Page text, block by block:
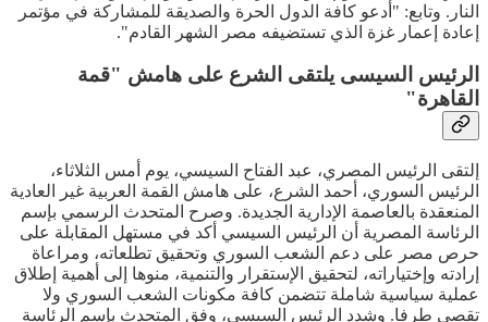
النار. وتابع: "أدعو كافة الدول الحرة والصديقة للمشاركة في مؤتمر
إعادة إعمار غزة الذي تستضيفه مصر الشهر القادم".
الرئيس السيسى يلتقى الشرع على هامش "قمة
القاهرة"
إلتقى الرئيس المصري، عبد الفتاح السيسي، يوم أمس الثلاثاء،
الرئيس السوري، أحمد الشرع، على هامش القمة العربية غير العادية
المنعقدة بالعاصمة الإدارية الجديدة. وصرح المتحدث الرسمي بإسم
الرئاسة المصرية أن الرئيس السيسي أكد في مستهل المقابلة على
حرص مصر على دعم الشعب السوري وتحقيق تطلعاته، ومراعاة
إرادته وإختياراته، لتحقيق الإستقرار والتنمية، منوها إلى أهمية إطلاق
عملية سياسية شاملة تتضمن كافة مكونات الشعب السوري ولا
تقصي طرفا. وشدد الرئيس السيسي، وفق المتحدث بإسم الرئاسة